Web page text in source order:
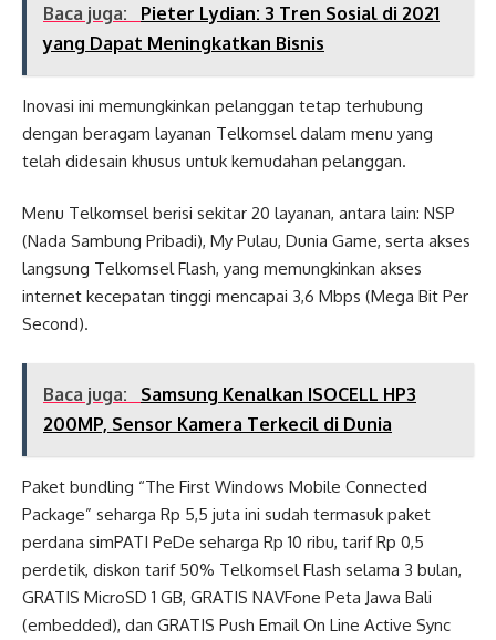
Baca juga:
Pieter Lydian: 3 Tren Sosial di 2021
yang Dapat Meningkatkan Bisnis
Inovasi ini memungkinkan pelanggan tetap terhubung
dengan beragam layanan Telkomsel dalam menu yang
telah didesain khusus untuk kemudahan pelanggan.
Menu Telkomsel berisi sekitar 20 layanan, antara lain: NSP
(Nada Sambung Pribadi), My Pulau, Dunia Game, serta akses
langsung Telkomsel Flash, yang memungkinkan akses
internet kecepatan tinggi mencapai 3,6 Mbps (Mega Bit Per
Second).
Baca juga:
Samsung Kenalkan ISOCELL HP3
200MP, Sensor Kamera Terkecil di Dunia
Paket bundling “The First Windows Mobile Connected
Package” seharga Rp 5,5 juta ini sudah termasuk paket
perdana simPATI PeDe seharga Rp 10 ribu, tarif Rp 0,5
perdetik, diskon tarif 50% Telkomsel Flash selama 3 bulan,
GRATIS MicroSD 1 GB, GRATIS NAVFone Peta Jawa Bali
(embedded), dan GRATIS Push Email On Line Active Sync